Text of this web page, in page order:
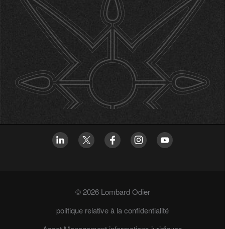
© 2026 Lombard Odier
politique relative à la confidentialité